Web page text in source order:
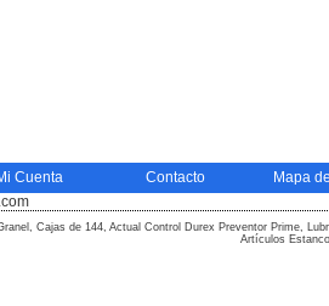
Cuenta Contacto
Mapa
Cajas de 144, Actual Control Durex Preventor Prime,
Artículos